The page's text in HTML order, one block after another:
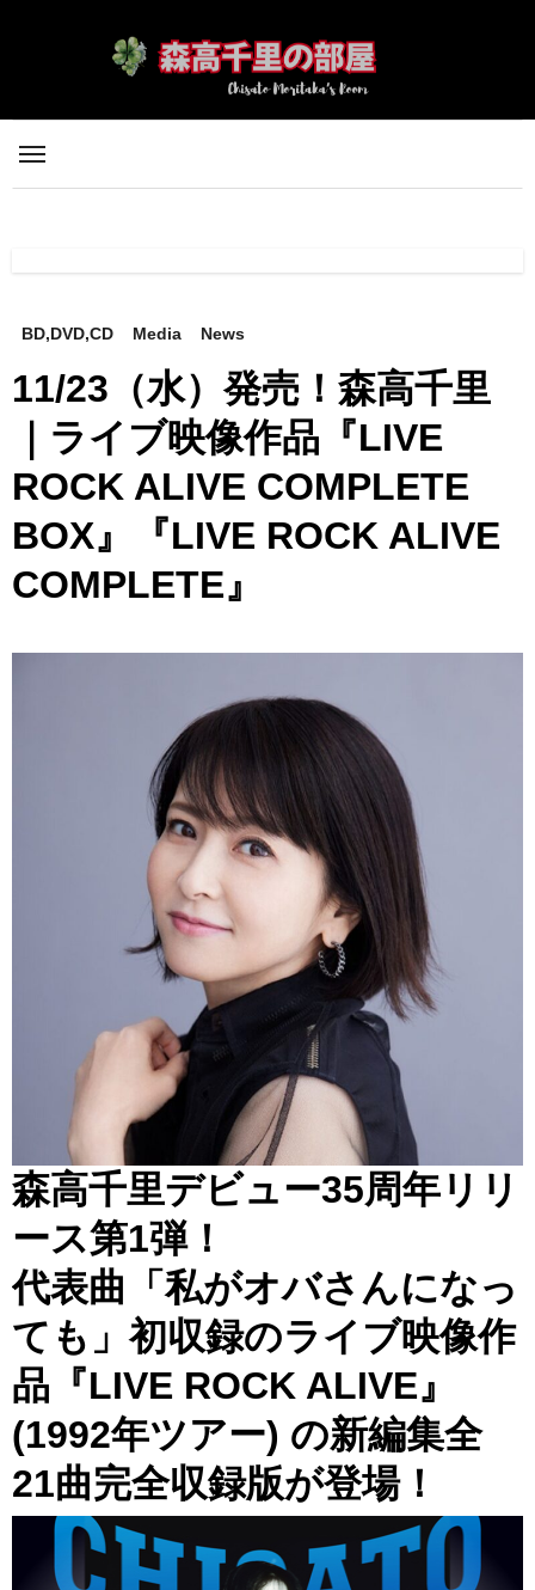
ス
BD,DVD,CD Media News
11/23（水）発売！森高千里
｜ライブ映像作品『LIVE
ROCK ALIVE COMPLETE
BOX』『LIVE ROCK ALIVE
COMPLETE』
森高千里デビュー35周年リリ
ース第1弾！
代表曲「私がオバさんになっ
ても」初収録のライブ映像作
品『LIVE ROCK ALIVE』
(1992年ツアー) の新編集全
21曲完全収録版が登場！